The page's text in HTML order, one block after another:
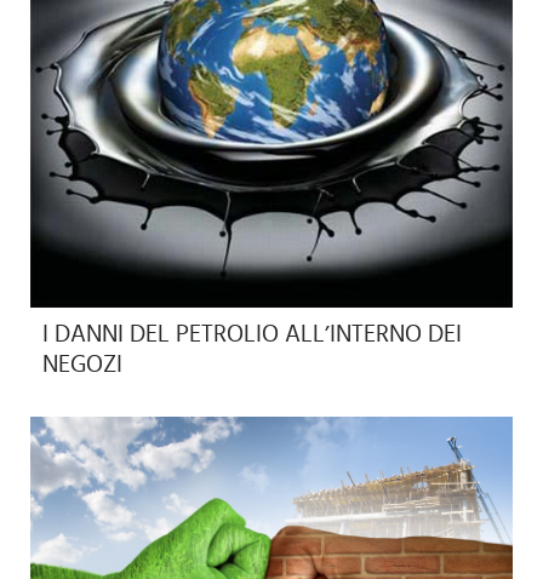
I DANNI DEL PETROLIO ALL’INTERNO DEI
NEGOZI